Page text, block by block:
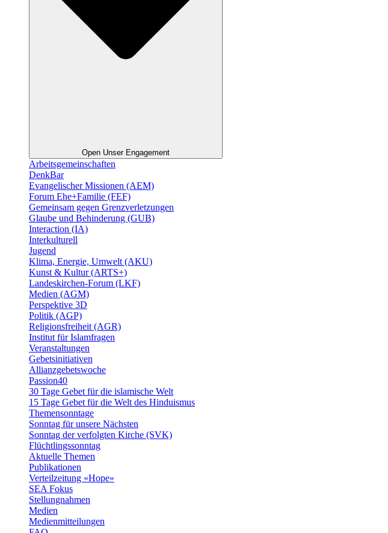
Open Unser Engagement
Arbeitsgemeinschaften
DenkBar
Evangelischer Missionen (AEM)
Forum Ehe+Familie (FEF)
Gemeinsam gegen Grenzverletzungen
Glaube und Behinderung (GUB)
Interaction (IA)
Interkulturell
Jugend
Klima, Energie, Umwelt (AKU)
Kunst & Kultur (ARTS+)
Landeskirchen-Forum (LKF)
Medien (AGM)
Perspektive 3D
Politik (AGP)
Religionsfreiheit (AGR)
Institut für Islamfragen
Veranstaltungen
Gebetsinitiativen
Allianzgebetswoche
Passion40
30 Tage Gebet für die islamische Welt
15 Tage Gebet für die Welt des Hinduismus
Themensonntage
Sonntag für unsere Nächsten
Sonntag der verfolgten Kirche (SVK)
Flüchtlingssonntag
Aktuelle Themen
Publikationen
Verteilzeitung «Hope»
SEA Fokus
Stellungnahmen
Medien
Medienmitteilungen